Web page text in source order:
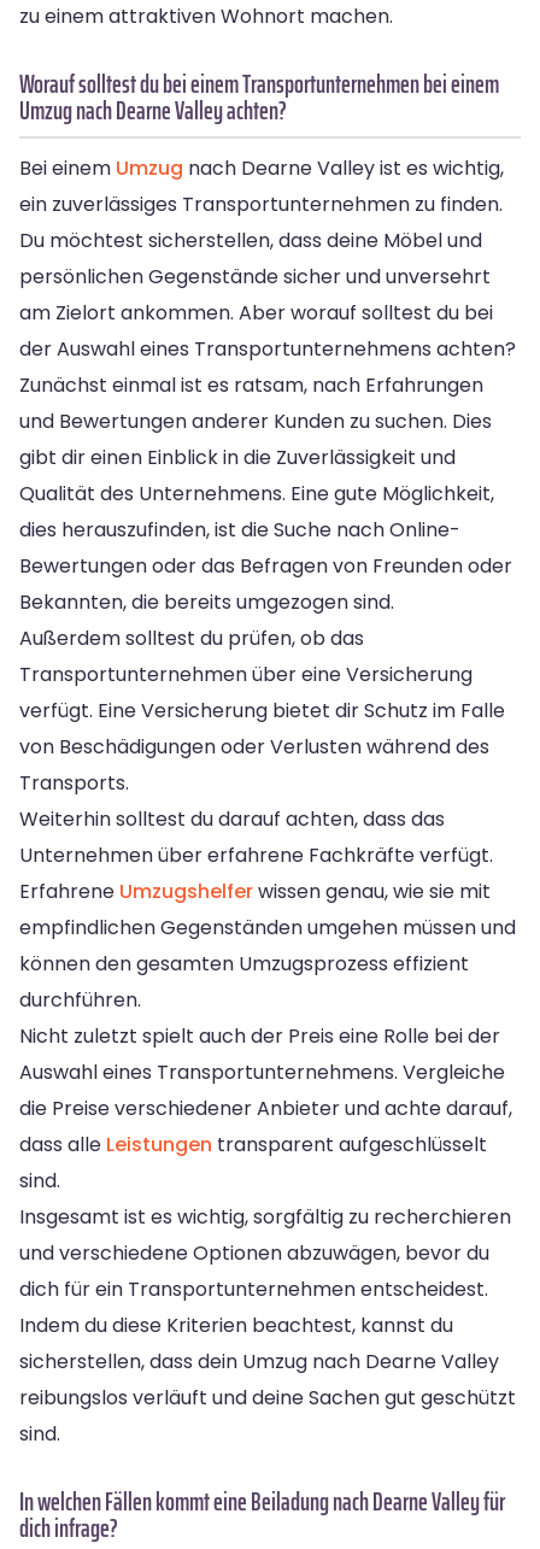
zu einem attraktiven Wohnort machen.
Worauf solltest du bei einem Transportunternehmen bei einem
Umzug nach Dearne Valley achten?
Bei einem Umzug nach Dearne Valley ist es wichtig,
ein zuverlässiges Transportunternehmen zu finden.
Du möchtest sicherstellen, dass deine Möbel und
persönlichen Gegenstände sicher und unversehrt
am Zielort ankommen. Aber worauf solltest du bei
der Auswahl eines Transportunternehmens achten?
Zunächst einmal ist es ratsam, nach Erfahrungen
und Bewertungen anderer Kunden zu suchen. Dies
gibt dir einen Einblick in die Zuverlässigkeit und
Qualität des Unternehmens. Eine gute Möglichkeit,
dies herauszufinden, ist die Suche nach Online-
Bewertungen oder das Befragen von Freunden oder
Bekannten, die bereits umgezogen sind.
Außerdem solltest du prüfen, ob das
Transportunternehmen über eine Versicherung
verfügt. Eine Versicherung bietet dir Schutz im Falle
von Beschädigungen oder Verlusten während des
Transports.
Weiterhin solltest du darauf achten, dass das
Unternehmen über erfahrene Fachkräfte verfügt.
Erfahrene Umzugshelferwissen genau, wie sie mit
empfindlichen Gegenständen umgehen müssen und
können den gesamten Umzugsprozess effizient
durchführen.
Nicht zuletzt spielt auch der Preis eine Rolle bei der
Auswahl eines Transportunternehmens. Vergleiche
die Preise verschiedener Anbieter und achte darauf,
dass alle Leistungen transparent aufgeschlüsselt
sind.
Insgesamt ist es wichtig, sorgfältig zu recherchieren
und verschiedene Optionen abzuwägen, bevor du
dich für ein Transportunternehmen entscheidest.
Indem du diese Kriterien beachtest, kannst du
sicherstellen, dass dein Umzug nach Dearne Valley
reibungslos verläuft und deine Sachen gut geschützt
sind.
In welchen Fällen kommt eine Beiladung nach Dearne Valley für
dich infrage?